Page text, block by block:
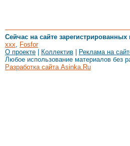
Сейчас на сайте зарегистрированных
xxx, Fosfor
О проекте
Коллектив Реклама на
Любое использование материалов без
Разработка сайта Asinka.Ru